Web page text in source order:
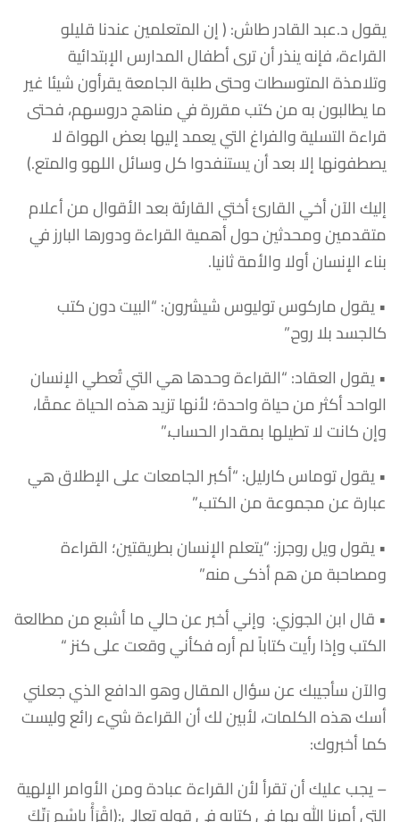
يقول د.عبد القادر طاش: ( إن المتعلمين عندنا قليلو
القراءة، فإنه ينذر أن ترى أطفال المدارس الإبتدائية
وتلامذة المتوسطات وحتى طلبة الجامعة يقرأون شيئا غير
ما يطالبون به من كتب مقررة في مناهج دروسهم، فحتى
قراءة التسلية والفراغ التي يعمد إليها بعض الهواة لا
يصطفونها إلا بعد أن يستنفدوا كل وسائل اللهو والمتع.)
إليك الآن أخي القارئ أختي القارئة بعد الأقوال من أعلام
متقدمين ومحدثين حول أهمية القراءة ودورها البارز في
بناء الإنسان أولا والأمة ثانيا.
• يقول ماركوس توليوس شيشرون: “البيت دون كتب
كالجسد بلا روح.”
• يقول العقاد: “القراءة وحدها هي التي تُعطي الإنسان
الواحد أكثر من حياة واحدة؛ لأنها تزيد هذه الحياة عمقًا،
وإن كانت لا تطيلها بمقدار الحساب.”
• يقول توماس كارليل: “أكبر الجامعات على الإطلاق هي
عبارة عن مجموعة من الكتب.”
• يقول ويل روجرز: “يتعلم الإنسان بطريقتين؛ ‫القراءة
ومصاحبة من هم أذكى منه.”
• قال ابن الجوزي: وإني أخبر عن حالي ما أشبع من مطالعة
الكتب وإذا رأيت كتاباً لم أره فكأني وقعت على كنز “
والآن سأجيبك عن سؤال المقال وهو الدافع الذي جعلني
أسك هذه الكلمات، لأبين لك أن القراءة شيء رائع وليست
كما أخبروك:
– يجب عليك أن تقرأ لأن القراءة عبادة ومن الأوامر الإلهية
التي أمرنا الله بها في كتابه في قوله تعالى:(اقْرَأْ بِاسْمِ رَبِّكَ